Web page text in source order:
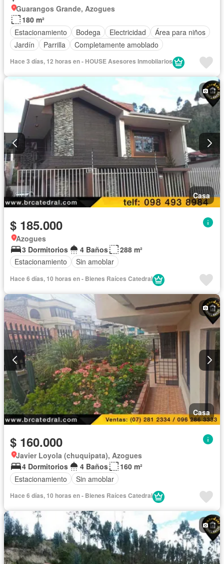
Guarangos Grande, Azogues
180 m²
Estacionamiento
Bodega Electricidad
Área para niños
Jardín
Parrilla Completamente amoblado
Hace 3 días, 12 horas en - HOUSE Asesores Inmobiiarios
Casa
$ 185.000
Azogues
3 Dormitorios
4 Baños
288 m²
Estacionamiento
Sin amoblar
Hace 6 días, 10 horas en - Bienes Raíces Catedral
Casa
$ 160.000
Javier Loyola (chuquipata), Azogues
4 Dormitorios
4 Baños
160 m²
Estacionamiento
Sin amoblar
Hace 6 días, 10 horas en - Bienes Raíces Catedral